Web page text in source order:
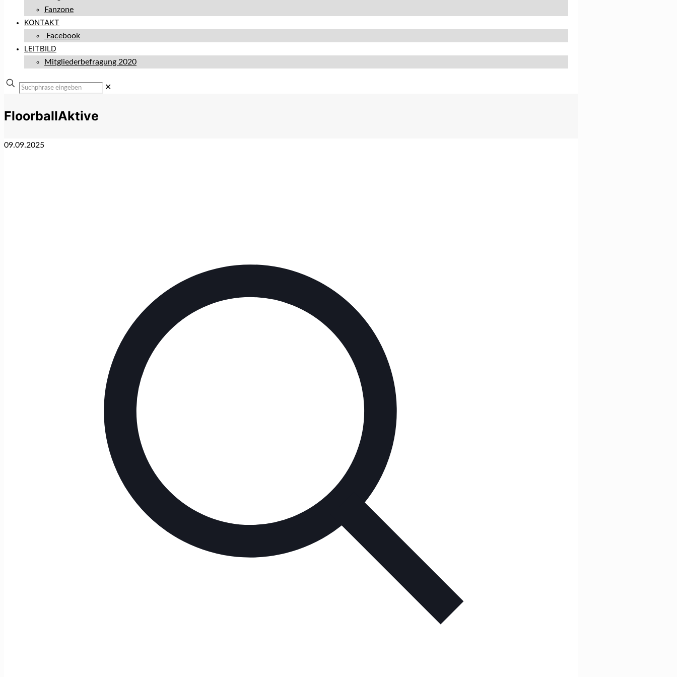
Fanzone
KONTAKT
Facebook
LEITBILD
Mitgliederbefragung 2020
✕
FloorballAktive
09.09.2025